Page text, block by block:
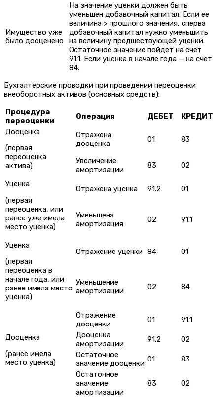
Имущество уже
было дооценено
На значение уценки должен быть
уменьшен добавочный капитал. Если ее
величина > прошлого значения, сперва
добавочный капитал нужно уменьшить
на величину предшествующей уценки.
Остаточное значение пойдет на счет
91.1. Если уценка в начале года — на счет
84.
Бухгалтерские проводки при проведении переоценки
внеоборотных активов (основных средств):
Процедура
переоценки
Операция ДЕБЕТ
КРЕДИТ
Дооценка
(первая
переоценка
актива)
Отражена
дооценка
01 83
Увеличение
амортизации
83 02
Уценка
(первая
переоценка, или
ранее уже имела
место уценка)
Отражена уценка 91.2 01
Уменьшена
амортизация
02 91.1
Уценка
(первая
переоценка в
начале года, или
ранее имела место
уценка)
Отражение уценки 84 01
Уменьшение
амортизации
02 84
Дооценка
(ранее имела
место уценка)
Отражение
дооценки
01
91.1
Дооценка
амортизации
91.2
02
Остаточное
значение дооценки 01
83
Остаточное
значение
амортизации
83 02